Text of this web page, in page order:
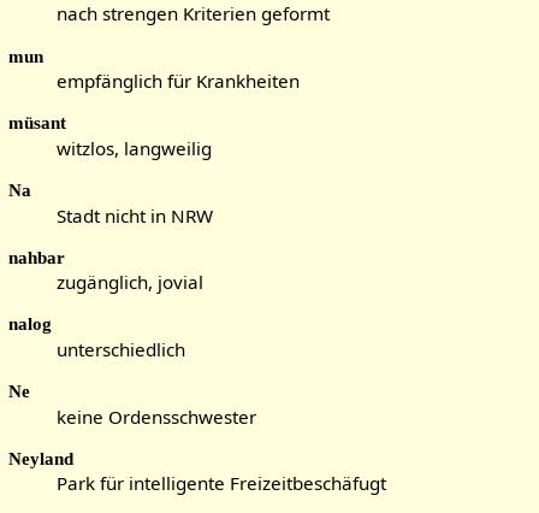
nach strengen Kriterien geformt
mun
empfänglich für Krankheiten
müsant
witzlos, langweilig
Na
Stadt nicht in NRW
nahbar
zugänglich, jovial
nalog
unterschiedlich
Ne
keine Ordensschwester
Neyland
Park für intelligente Freizeitbeschäfugt